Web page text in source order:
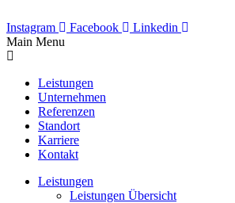
Instagram Facebook
Linkedin
Main Menu
Leistungen
Unternehmen
Referenzen
Standort
Karriere
Kontakt
Leistungen
Leistungen Übersicht